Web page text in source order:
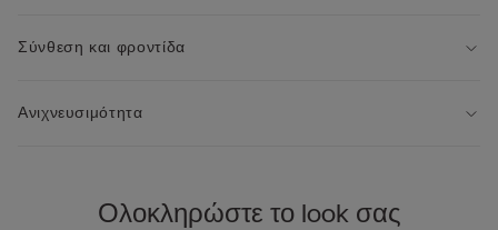
Σύνθεση και φροντίδα
Ανιχνευσιμότητα
Ολοκληρώστε το look σας